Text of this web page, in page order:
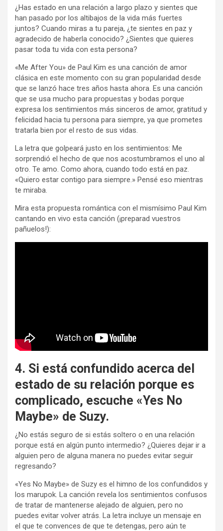
¿Has estado en una relación a largo plazo y sientes que
han pasado por los altibajos de la vida más fuertes
juntos? Cuando miras a tu pareja, ¿te sientes en paz y
agradecido de haberla conocido? ¿Sientes que quieres
pasar toda tu vida con esta persona?
«Me After You» de Paul Kim es una canción de amor
clásica en este momento con su gran popularidad desde
que se lanzó hace tres años hasta ahora. Es una canción
que se usa mucho para propuestas y bodas porque
expresa los sentimientos más sinceros de amor, gratitud y
felicidad hacia tu persona para siempre, ya que prometes
tratarla bien por el resto de sus vidas.
La letra que golpeará justo en los sentimientos: Me
sorprendió el hecho de que nos acostumbramos el uno al
otro. Te amo. Como ahora, cuando todo está en paz.
«Quiero estar contigo para siempre.» Pensé eso mientras
te miraba.
Mira esta propuesta romántica con el mismísimo Paul Kim
cantando en vivo esta canción (¡preparad vuestros
pañuelos!):
4. Si está confundido acerca del
estado de su relación porque es
complicado, escuche «Yes No
Maybe» de Suzy.
¿No estás seguro de si estás soltero o en una relación
porque está en algún punto intermedio? ¿Quieres dejar ir a
alguien pero de alguna manera no puedes evitar seguir
regresando?
«Yes No Maybe» de Suzy es el himno de los confundidos y
los marupok. La canción revela los sentimientos confusos
de tratar de mantenerse alejado de alguien, pero no
puedes evitar volver atrás. La letra incluye un mensaje en
el que te convences de que te detengas, pero aún te